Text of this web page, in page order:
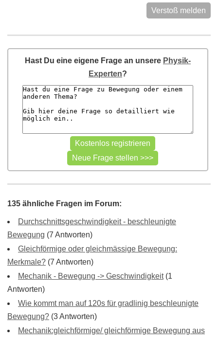
Verstoß melden
Hast Du eine eigene Frage an unsere Physik-
Experten?
135 ähnliche Fragen im Forum:
Durchschnittsgeschwindigkeit - beschleunigte
Bewegung (7 Antworten)
Gleichförmige oder gleichmässige Bewegung:
Merkmale? (7 Antworten)
Mechanik - Bewegung -> Geschwindigkeit(1
Antworten)
Wie kommt man auf 120s für gradlinig beschleunigte
Bewegung? (3 Antworten)
Mechanik:gleichförmige/ gleichförmige Bewegung aus